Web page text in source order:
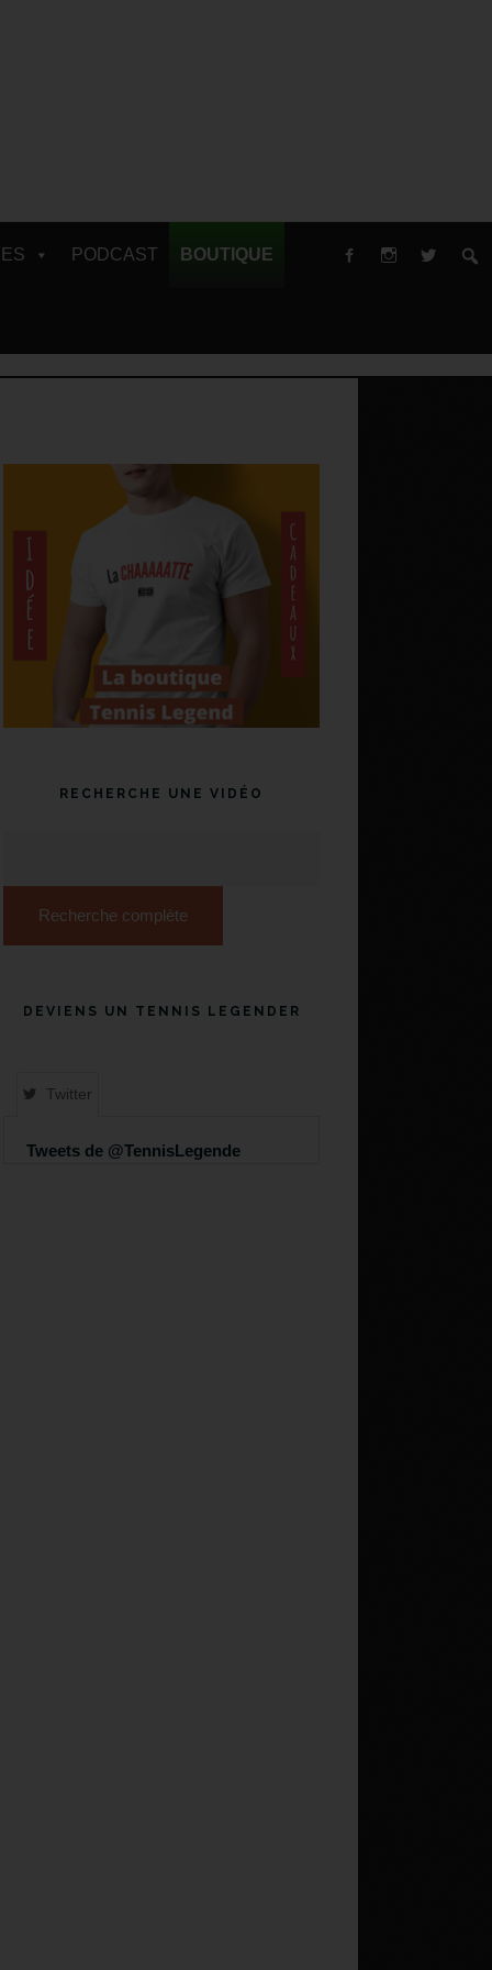
PODCAST BOUTIQUE
RECHERCHE UNE VIDÉO
Recherche complète
DEVIENS UN TENNIS LEGENDER
Twitter
Tweets de @TennisLegende